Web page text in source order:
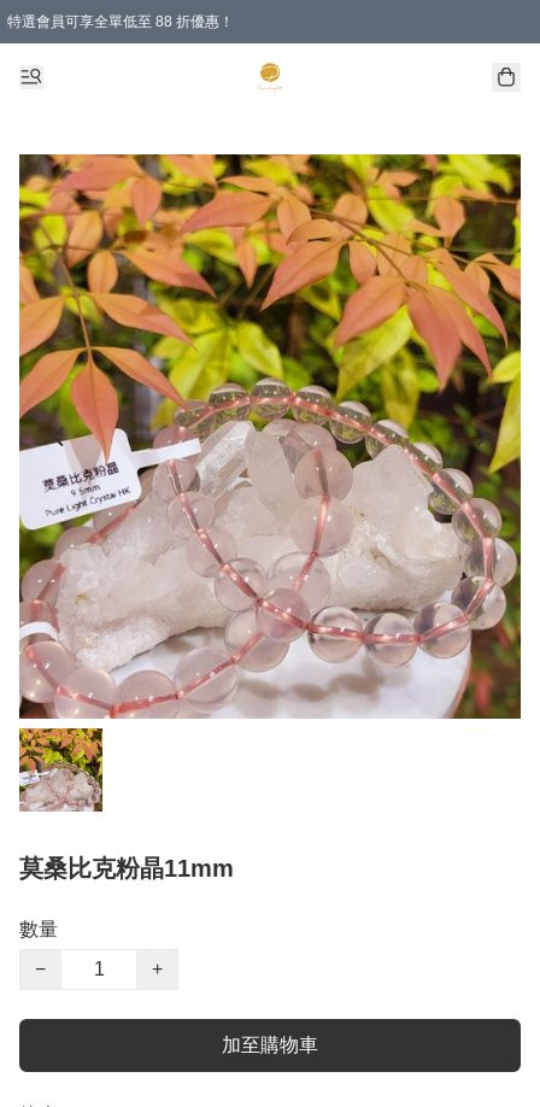
特選會員可享全單低至 88 折優惠！
購物滿 HKD 1000.00即享免運費優惠！（適用於 特定的送貨方式 )
莫桑比克粉晶11mm
數量
−
+
加至購物車